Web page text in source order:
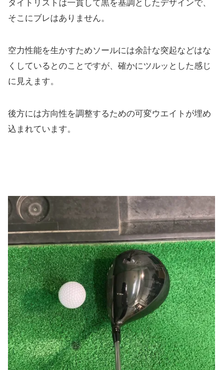
タイトリストは一貫して黒を基調としたデザインで、
そこにブレはありません。
空力性能を生かすためソールには余計な突起などはな
くしているとのことですが、確かにツルッとした感じ
に見えます。
後方には方向性を調整するための可変ウエイトが埋め
込まれていま す。